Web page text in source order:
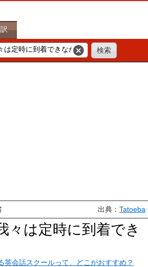
出典： Tatoeba
々は定時に到着でき
英会話スクールって、どこがおすすめ？